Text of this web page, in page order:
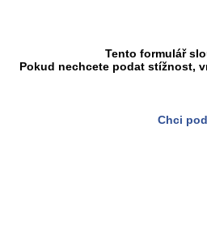
Tento formulář
Pokud nechcete podat stížnost,
Chci